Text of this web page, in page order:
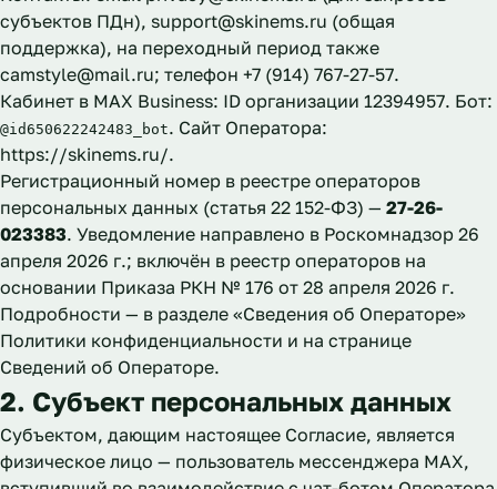
субъектов ПДн), support@skinems.ru (общая
поддержка), на переходный период также
camstyle@mail.ru; телефон +7 (914) 767-27-57.
Кабинет в MAX Business: ID организации 12394957. Бот:
@id650622242483_bot. Сайт Оператора:
https://skinems.ru/.
Регистрационный номер в реестре операторов
персональных данных (статья 22 152-ФЗ) — 27-26-
023383. Уведомление направлено в Роскомнадзор 26
апреля 2026 г.; включён в реестр операторов на
основании Приказа РКН № 176 от 28 апреля 2026 г.
Подробности — в разделе «Сведения об Операторе»
Политики конфиденциальности и на странице
Сведений об Операторе.
2. Субъект персональных данных
Субъектом, дающим настоящее Согласие, является
физическое лицо — пользователь мессенджера MAX,